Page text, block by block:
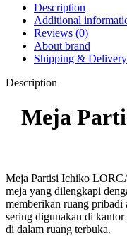
Description
Additional
Reviews (0)
About brand
Shipping & Delivery
Description
Meja
Meja Partisi Ichiko
meja yang dilengkapi
memberikan ruang pribadi
sering digunakan di
di dalam ruang terbuka.